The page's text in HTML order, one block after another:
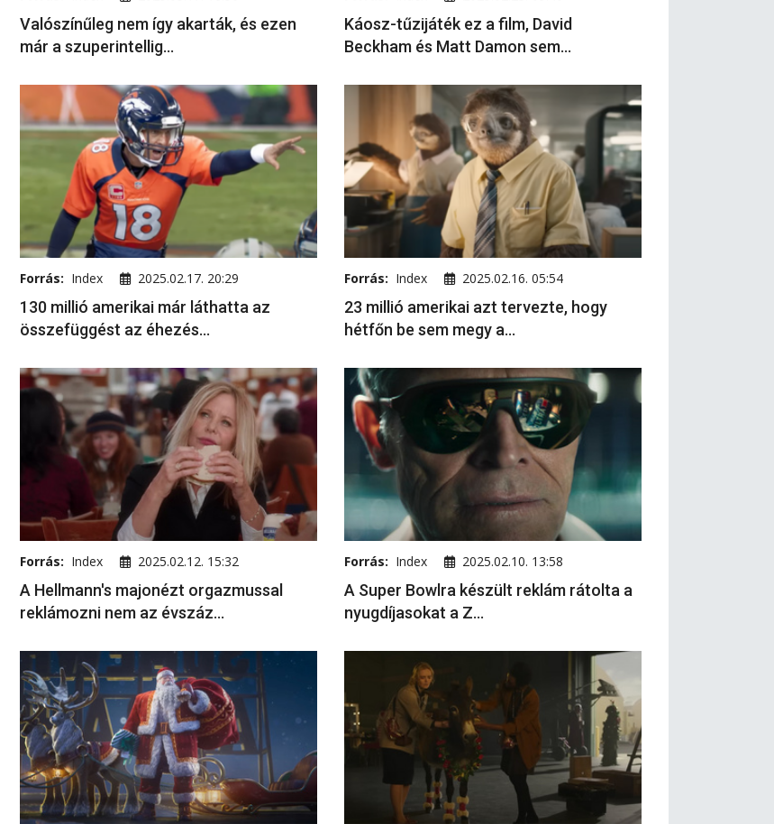
Valószínűleg nem így akarták, és ezen
már a szuperintellig...
Káosz-tűzijáték ez a film, David
Beckham és Matt Damon sem...
Forrás: Index 2025.02.17. 20:29
130 millió amerikai már láthatta az
összefüggést az éhezés...
Forrás: Index 2025.02.16. 05:54
23 millió amerikai azt tervezte, hogy
hétfőn be sem megy a...
Forrás: Index 2025.02.12. 15:32
A Hellmann's majonézt orgazmussal
reklámozni nem az évszáz...
Forrás: Index 2025.02.10. 13:58
A Super Bowlra készült reklám rátolta a
nyugdíjasokat a Z...